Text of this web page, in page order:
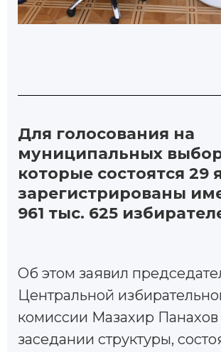
Для голосования на
муниципальных
которые состоятся 29
зарегистрированы
961 тыс. 625
Oб этом заявил
Центральной
комиссии Мазахир Панахов
заседании структуры,